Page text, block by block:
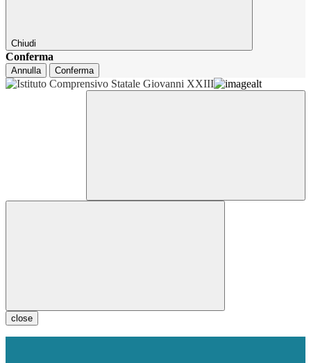
Chiudi
Conferma
Annulla Conferma
close